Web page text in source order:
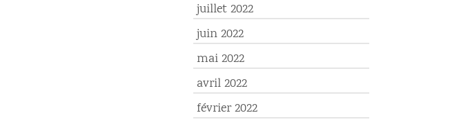
juillet 2022
juin 2022
mai 2022
avril 2022
février 2022